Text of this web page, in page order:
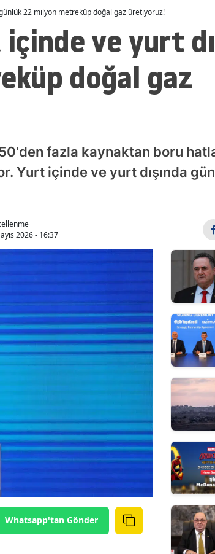
22 milyon metreküp doğal gaz üretiyoruz!
ve yurt
doğal gaz
fazla kaynaktan boru
Yurt içinde ve yurt dışında
2026 - 16:37
Whatsapp'tan Gönder